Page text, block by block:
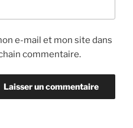
e-mail et mon site dans
commentaire.